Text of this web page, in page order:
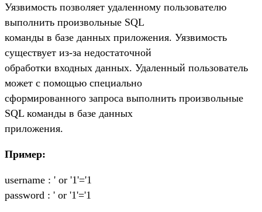
Уязвимость позволяет удаленному пользователю
выполнить произвольные SQL
команды в базе данных приложения. Уязвимость
существует из-за недостаточной
обработки входных данных. Удаленный пользователь
может с помощью специально
сформированного запроса выполнить произвольные
SQL команды в базе данных
приложения.
Пример:
username : ' or '1'='1
password : ' or '1'='1